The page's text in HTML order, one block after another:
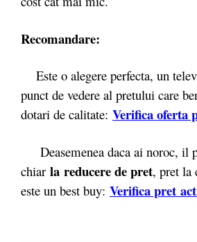
Recomandare:
Este o alegere perfecta, un
punct de vedere al pretului care
dotari de calitate: Verifica oferta
Deasemenea daca ai noroc, il
chiar la reducere de pret, pret la
este un best buy: Verifica pret